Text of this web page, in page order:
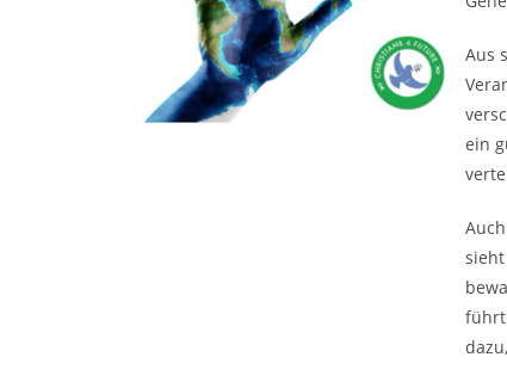
Aus
ein
führt